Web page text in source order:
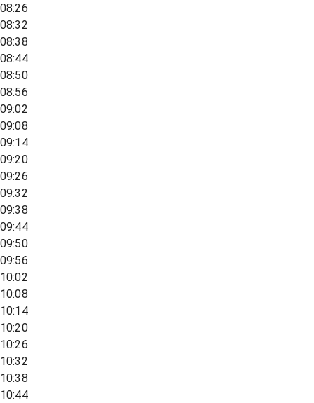
08:26
08:32
08:38
08:44
08:50
08:56
09:02
09:08
09:14
09:20
09:26
09:32
09:38
09:44
09:50
09:56
10:02
10:08
10:14
10:20
10:26
10:32
10:38
10:44